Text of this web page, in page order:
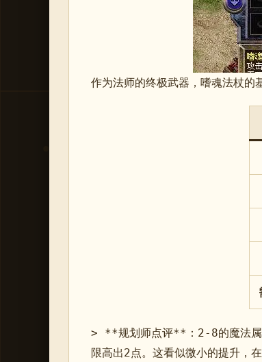
作为法师的终极武器，嗜魂法杖的
> **规划师点评**：2-8的魔法
限高出2点。这看似微小的提升，